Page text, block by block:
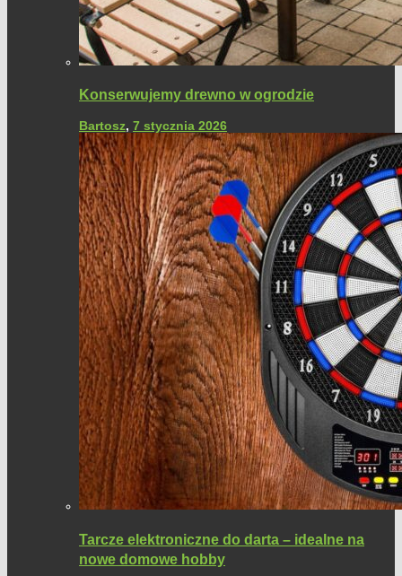
Konserwujemy drewno w ogrodzie
Bartosz, 7 stycznia 2026
Tarcze elektroniczne do darta – idealne na
nowe domowe hobby